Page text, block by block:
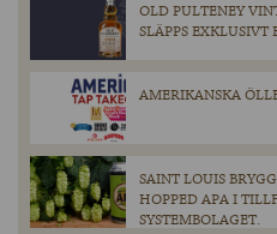
OLD PULTENEY
SLÄPPS
AMERIKANSKA
SAINT LOUIS
HOPPED APA I
SYSTEMBOLAGET.